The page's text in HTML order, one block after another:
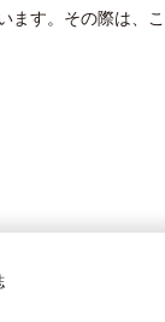
す。その際は、こ